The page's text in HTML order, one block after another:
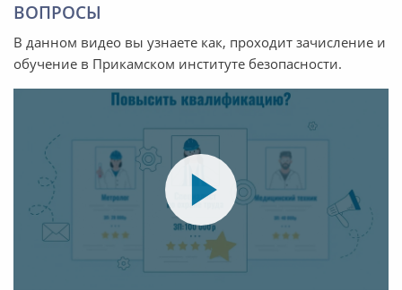
ВОПРОСЫ
В данном видео вы узнаете как, проходит зачисление и
обучение в Прикамском институте безопасности.